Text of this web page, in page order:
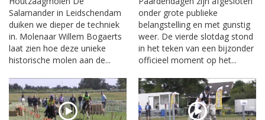
Salamander in Leidschendam
duiken we dieper de techniek
in. Molenaar Willem Bogaerts
laat zien hoe deze unieke
historische molen aan de...
onder grote publieke
belangstelling en met gunstig
weer. De vierde slotdag stond
in het teken van een bijzonder
officieel moment op het...